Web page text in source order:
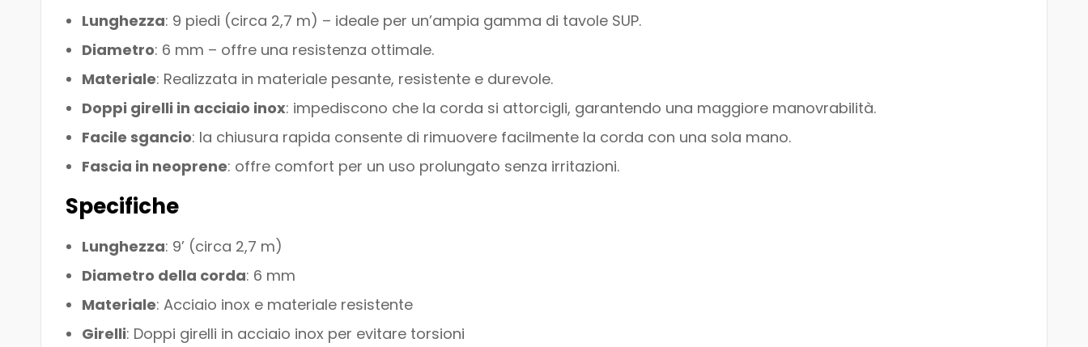
Lunghezza: 9 piedi (circa 2,7 m) – ideale per un’ampia gamma di tavole SUP.
Diametro: 6 mm – offre una resistenza ottimale.
Materiale: Realizzata in materiale pesante, resistente e durevole.
Doppi girelli in acciaio inox: impediscono che la corda si attorcigli, garantendo una maggiore manovrabilità.
Facile sgancio: la chiusura rapida consente di rimuovere facilmente la corda con una sola mano.
Fascia in neoprene: offre comfort per un uso prolungato senza irritazioni.
Specifiche
Lunghezza: 9’ (circa 2,7 m)
Diametro della corda: 6 mm
Materiale: Acciaio inox e materiale resistente
Girelli: Doppi girelli in acciaio inox per evitare torsioni